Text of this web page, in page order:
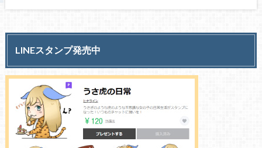
LINEスタンプ発売中